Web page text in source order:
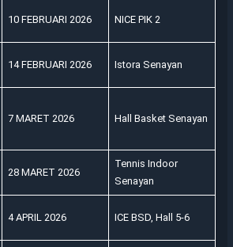
10 FEBRUARI 2026 NICE PIK 2
14 FEBRUARI 2026 Istora Senayan
7 MARET 2026 Hall Basket Senayan
28 MARET 2026
Tennis Indoor
Senayan
4 APRIL 2026 ICE BSD, Hall 5-6